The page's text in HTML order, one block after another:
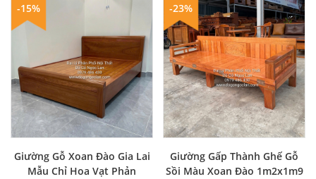
MUA NGAY
-15%
Giường Gỗ Xoan Đào Gia Lai
Mẫu Chỉ Hoa Vạt Phản
MUA NGAY
-23%
Giường Gấp Thành Ghế Gỗ
Sồi Màu Xoan Đào 1m2x1m9